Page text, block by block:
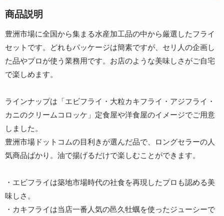
商品説明
豊洲市場に全国から集まる水産加工品の中から厳選したフライ
セットです。どれもパッケージは簡素ですが、セリ人の企画し
た品やプロが使う業務用です。お店のような美味しさがご自宅
で楽しめます。
ラインナップは「エビフライ・大粒カキフライ・アジフライ・
カニのクリームコロッケ」定食屋や洋食屋のイメージでご用意
しました。
豊洲市場ドットコムの目利きが選んだ品で、ロングセラーの人
気商品ばかり。油で揚げるだけで楽しむことができます。
・エビフライは築地市場時代の社食を再現したプロも認める美
味しさ。
・カキフライは当店一番人気の邑久牡蠣を使ったジューシーで